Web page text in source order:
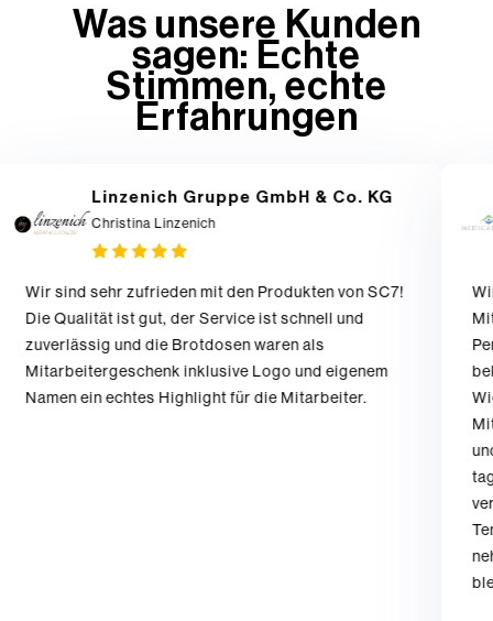
Was unsere Kunden
sagen: Echte
Stimmen, echte
Erfahrungen
Linzenich Gruppe GmbH & Co. KG
Christina Linzenich
sehr zufrieden mit den Produkten von SC7!
ist gut, der Service ist schnell und
und die Brotdosen waren als
inklusive Logo und eigenem
ein echtes Highlight für die Mitarbeiter.
Wir
bekommt
Wiessee
und
tagtäglich
nehme
bleibt das